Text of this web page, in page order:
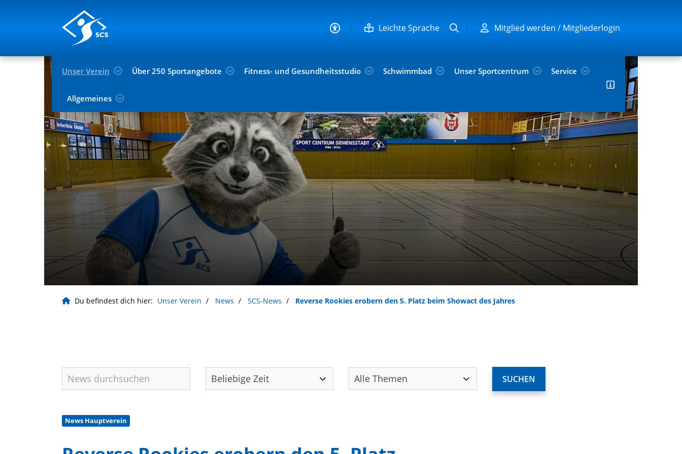
Leichte Sprache Mitglied werden / Mitgliederlogin
Unser Verein Über 250 Sportangebote Fitness- und Gesundheitsstudio Schwimmbad Unser Sportcentrum Service
Allgemeines
Du befindest dich hier: Unser Verein News SCS-News Reverse Rookies erobern den 5. Platz beim Showact des Jahres
News Hauptverein
Unser Verein